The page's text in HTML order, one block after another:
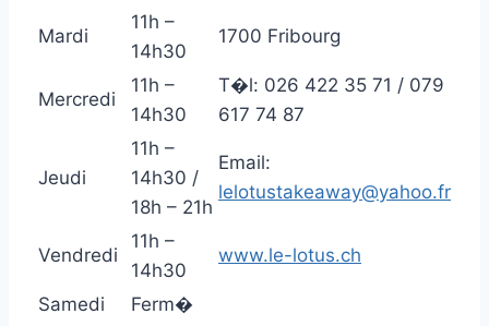
Mardi
11h –
14h30
1700 Fribourg
Mercredi
11h –
14h30
T�l: 026 422 35 71 / 079
617 74 87
Jeudi
11h –
14h30 /
18h – 21h
Email:
lelotustakeaway@yahoo.fr
Vendredi
11h –
14h30
www.le-lotus.ch
Samedi
Ferm�